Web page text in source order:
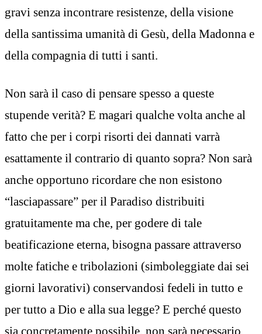
gravi senza incontrare resistenze, della visione
della santissima umanità di Gesù, della Madonna e
della compagnia di tutti i santi.
Non sarà il caso di pensare spesso a queste
stupende verità? E magari qualche volta anche al
fatto che per i corpi risorti dei dannati varrà
esattamente il contrario di quanto sopra? Non sarà
anche opportuno ricordare che non esistono
“lasciapassare” per il Paradiso distribuiti
gratuitamente ma che, per godere di tale
beatificazione eterna, bisogna passare attraverso
molte fatiche e tribolazioni (simboleggiate dai sei
giorni lavorativi) conservandosi fedeli in tutto e
per tutto a Dio e alla sua legge? E perché questo
sia concretamente possibile, non sarà necessario